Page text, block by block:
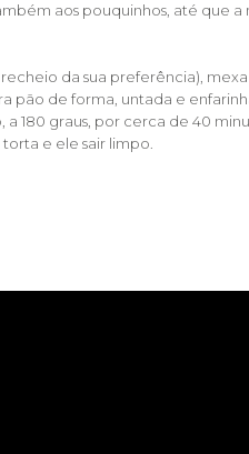
aos pouquinhos, até que a
da sua preferência),
pão de forma, untada e
180 graus, por cerca de 40
e ele sair limpo.